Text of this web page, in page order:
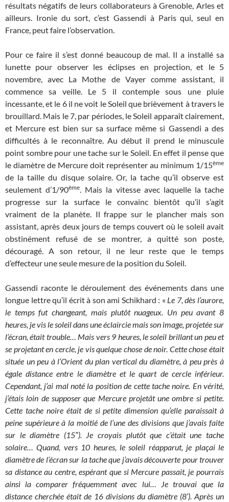
résultats négatifs de leurs collaborateurs à Grenoble, Arles et
ailleurs. Ironie du sort, c’est Gassendi à Paris qui, seul en
France, peut faire l’observation.
Pour ce faire il s’est donné beaucoup de mal. Il a installé sa
lunette pour observer les éclipses en projection, et le 5
novembre, avec La Mothe de Vayer comme assistant, il
commence sa veille. Le 5 il contemple sous une pluie
incessante, et le 6 il ne voit le Soleil que brièvement à travers le
brouillard. Mais le 7, par périodes, le Soleil apparaît clairement,
et Mercure est bien sur sa surface même si Gassendi a des
difficultés à le reconnaître. Au début il prend le minuscule
point sombre pour une tache sur le Soleil. En effet il pense que
le diamètre de Mercure doit représenter au minimum 1/15ème
de la taille du disque solaire. Or, la tache qu’il observe est
seulement d’1/90ème. Mais la vitesse avec laquelle la tache
progresse sur la surface le convainc bientôt qu’il s’agit
vraiment de la planète. Il frappe sur le plancher mais son
assistant, après deux jours de temps couvert où le soleil avait
obstinément refusé de se montrer, a quitté son poste,
découragé. A son retour, il ne leur reste que le temps
d’effecteur une seule mesure de la position du Soleil.
Gassendi raconte le déroulement des événements dans une
longue lettre qu’il écrit à son ami Schikhard : « Le 7, dès l’aurore,
le temps fut changeant, mais plutôt nuageux. Un peu avant 8
heures, je vis le soleil dans une éclaircie mais son image, projetée sur
l’écran, était trouble… Mais vers 9 heures, le soleil brillant un peu et
se projetant en cercle, je vis quelque chose de noir. Cette chose était
située un peu à l’Orient du plan vertical du diamètre, à peu près à
égale distance entre le diamètre et le quart de cercle inférieur.
Cependant, j’ai mal noté la position de cette tache noire. En vérité,
j’étais loin de supposer que Mercure projetât une ombre si petite.
Cette tache noire était de si petite dimension qu’elle paraissait à
peine supérieure à la moitié de l’une des divisions que j’avais faite
sur le diamètre (15″). Je croyais plutôt que c’était une tache
solaire… Quand, vers 10 heures, le soleil réapparut, je plaçai le
diamètre de l’écran sur la tache que j’avais découverte pour trouver
sa distance au centre, espérant que si Mercure passait, je pourrais
ainsi la comparer fréquemment avec lui… Je trouvai que la
distance cherchée était de 16 divisions du diamètre (8′). Après un